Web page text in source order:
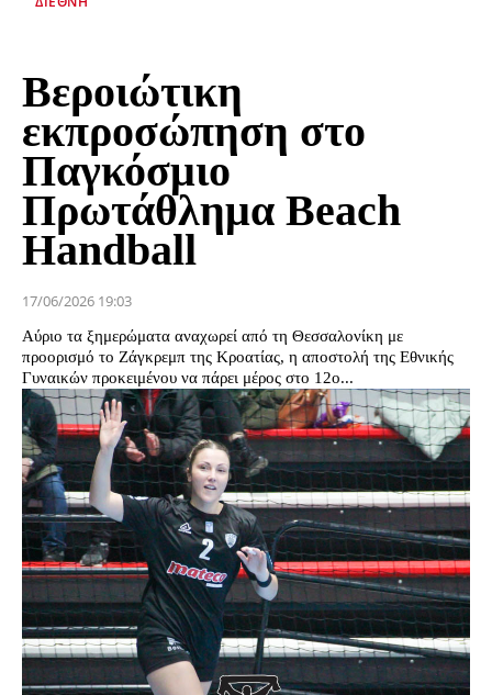
Βεροιώτικη
εκπροσώπηση στο
Παγκόσμιο
Πρωτάθλημα Beach
Handball
17/06/2026 19:03
Αύριο τα ξημερώματα αναχωρεί από τη Θεσσαλονίκη με
προορισμό το Ζάγκρεμπ της Κροατίας, η αποστολή της Εθνικής
Γυναικών προκειμένου να πάρει μέρος στο 12ο...